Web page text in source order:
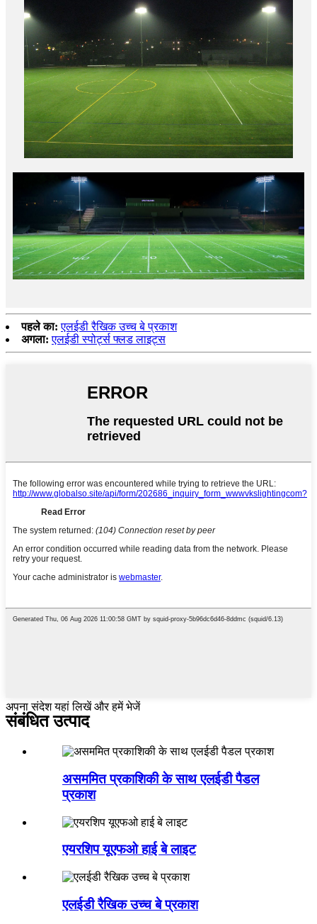
पहले का: एलईडी रैखिक उच्च बे प्रकाश
अगला: एलईडी स्पोर्ट्स फ्लड लाइट्स
अपना संदेश यहां लिखें और हमें भेजें
संबंधित उत्पाद
असममित प्रकाशिकी के साथ एलईडी पैडल
प्रकाश
एयरशिप यूएफओ हाई बे लाइट
एलईडी रैखिक उच्च बे प्रकाश